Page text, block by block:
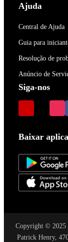
Ajuda
Central de Ajuda
Guia para
Resolução de
Anúncio de
Siga-nos
Baixar
Copyright © 2025
Patrick Henry,